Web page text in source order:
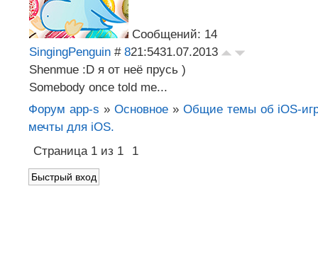
Сообщений: 14
SingingPenguin # 821:5431.07.2013
Shenmue :D я от неё прусь )
Somebody once told me...
Форум app-s » Основное » Общие темы об iOS-
мечты для iOS.
Страница 1 из 1 1